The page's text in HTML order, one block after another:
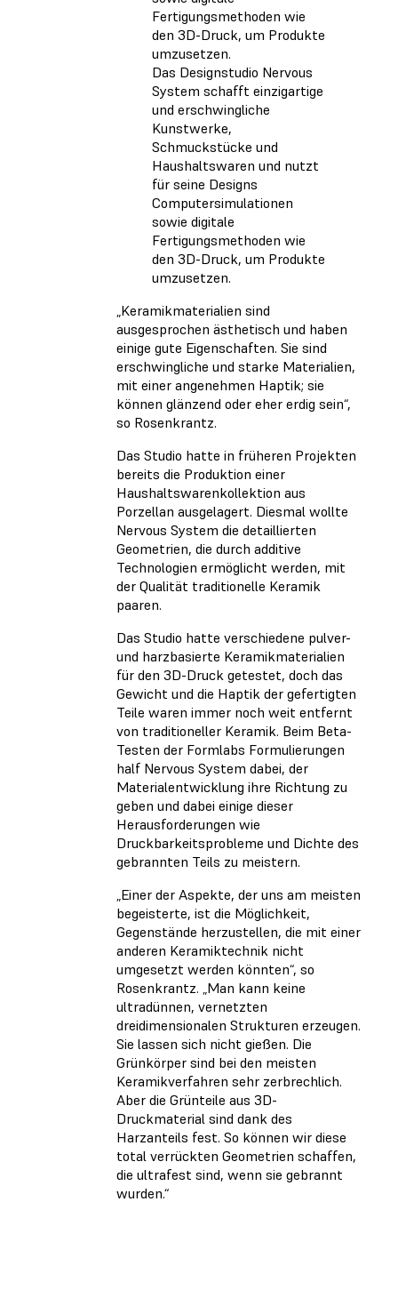
Das Designstudio Nervous
System schafft einzigartige
und erschwingliche
Kunstwerke,
Schmuckstücke und
Haushaltswaren und nutzt
für seine Designs
Computersimulationen
sowie digitale
Fertigungsmethoden wie
den 3D-Druck, um Produkte
umzusetzen.
„Keramikmaterialien sind
ausgesprochen ästhetisch und haben
einige gute Eigenschaften. Sie sind
erschwingliche und starke Materialien,
mit einer angenehmen Haptik; sie
können glänzend oder eher erdig sein“,
so Rosenkrantz.
Das Studio hatte in früheren Projekten
bereits die Produktion einer
Haushaltswarenkollektion aus
Porzellan ausgelagert. Diesmal wollte
Nervous System die detaillierten
Geometrien, die durch additive
Technologien ermöglicht werden, mit
der Qualität traditionelle Keramik
paaren.
Das Studio hatte verschiedene pulver-
und harzbasierte Keramikmaterialien
für den 3D-Druck getestet, doch das
Gewicht und die Haptik der gefertigten
Teile waren immer noch weit entfernt
von traditioneller Keramik. Beim Beta-
Testen der Formlabs Formulierungen
half Nervous System dabei, der
Materialentwicklung ihre Richtung zu
geben und dabei einige dieser
Herausforderungen wie
Druckbarkeitsprobleme und Dichte des
gebrannten Teils zu meistern.
„Einer der Aspekte, der uns am meisten
begeisterte, ist die Möglichkeit,
Gegenstände herzustellen, die mit einer
anderen Keramiktechnik nicht
umgesetzt werden könnten“, so
Rosenkrantz. „Man kann keine
ultradünnen, vernetzten
dreidimensionalen Strukturen erzeugen.
Sie lassen sich nicht gießen. Die
Grünkörper sind bei den meisten
Keramikverfahren sehr zerbrechlich.
Aber die Grünteile aus 3D-
Druckmaterial sind dank des
Harzanteils fest. So können wir diese
total verrückten Geometrien schaffen,
die ultrafest sind, wenn sie gebrannt
wurden.“